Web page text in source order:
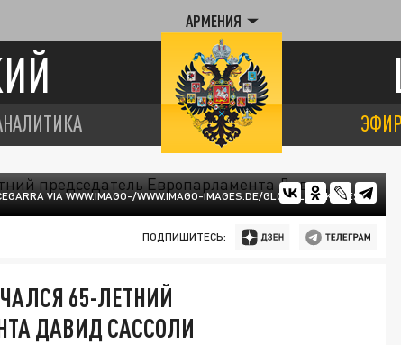
АРМЕНИЯ
ЭФИР
VIA WWW.IMAGO-/WWW.IMAGO-IMAGES.DE/GLOBALLOOKPRESS
ПОДПИШИТЕСЬ:
65-ЛЕТНИЙ
ДАВИД САССОЛИ